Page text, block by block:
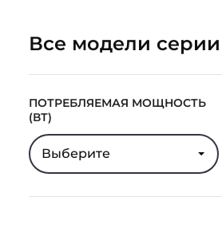
Все модели серии
ПОТРЕБЛЯЕМАЯ МОЩНОСТЬ
(ВТ)
Выберите